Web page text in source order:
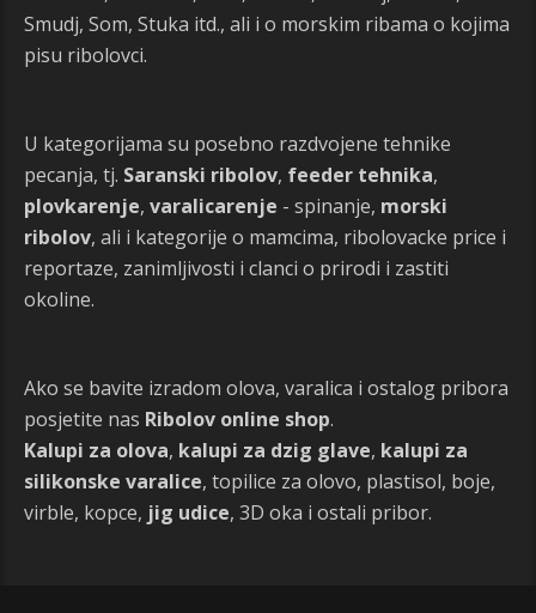
Smudj, Som, Stuka itd., ali i o morskim ribama o kojima
pisu ribolovci.
U kategorijama su posebno razdvojene tehnike
pecanja, tj. Saranski ribolov, feeder tehnika,
plovkarenje, varalicarenje - spinanje, morski
ribolov, ali i kategorije o mamcima, ribolovacke price i
reportaze, zanimljivosti i clanci o prirodi i zastiti
okoline.
Ako se bavite izradom olova, varalica i ostalog pribora
posjetite nas Ribolov online shop.
Kalupi za olova, kalupi za dzig glave, kalupi za
silikonske varalice, topilice za olovo, plastisol, boje,
virble, kopce, jig udice, 3D oka i ostali pribor.